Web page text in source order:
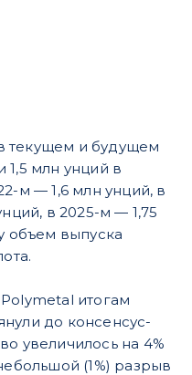
текущем и будущем
1,5 млн унций в
м — 1,6 млн унций, в
в 2025-м — 1,75
объем выпуска
итогам
до консенсус-
увеличилось на 4%
(1%) разрыв